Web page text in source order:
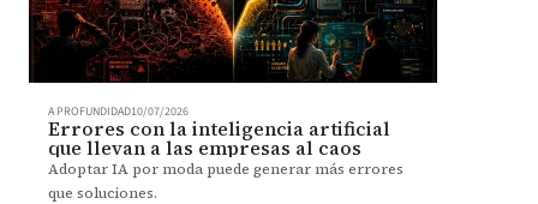
A PROFUNDIDAD10/07/2026
Errores con la inteligencia artificial
que llevan a las empresas al caos
Adoptar IA por moda puede generar más errores
que soluciones.